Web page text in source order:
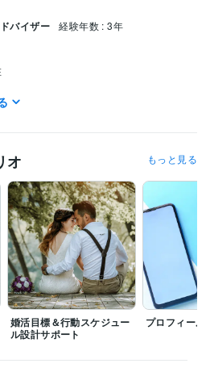
バイザー 経験年数 : 3年
ツール
サイト:8年
Keynote:1年Numbers:1年
年Canva:3年Figma:0年
恋愛・婚活カウンセリング 目標設定＆婚
れ＆モチベーションケア
結婚
婚活支援
目標設定
メッセージ＆会話のトレーニング
オ もっと見る
婚活目標＆行動スケジュー
ル設計サポート
プロフィール